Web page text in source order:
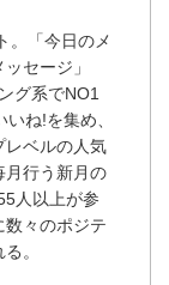
。「今日のメ
セージ」
グ系でNO1
ね!を集め、
レベルの人気
月行う新月の
人以上が参
数々のポジテ
。